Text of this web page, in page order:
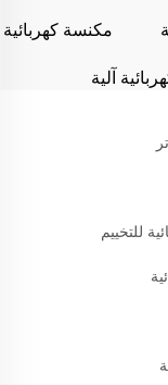
مكنسة كهربائية
آلية
للتخييم